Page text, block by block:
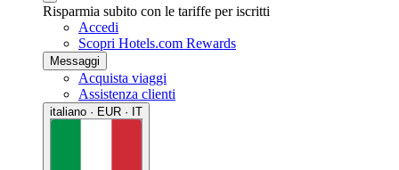
Risparmia subito con le tariffe per iscritti
Accedi
Scopri Hotels.com Rewards
Messaggi
Acquista viaggi
Assistenza clienti
italiano · EUR · IT